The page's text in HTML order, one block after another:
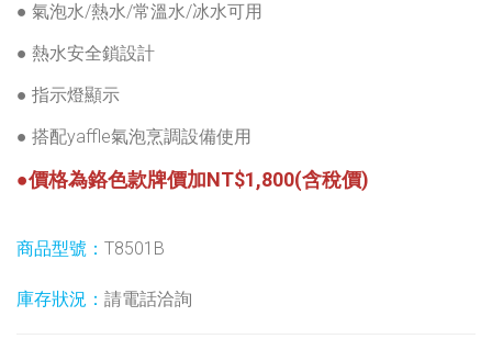
● 氣泡水/熱水/常溫水/冰水可用
● 熱水安全鎖設計
● 指示燈顯示
● 搭配yaffle氣泡烹調設備使用
●價格為鉻色款牌價加NT$1,800(含稅價)
商品型號： T8501B
庫存狀況： 請電話洽詢